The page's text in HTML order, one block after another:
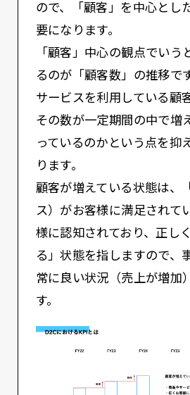
ので、「顧客」を中心とし
要になります。
「顧客」中心の観点でいう
るのが「顧客数」の推移で
サービスを利用している顧
その数が一定期間の中で増
っているのかという点を抑
ります。
顧客が増えている状態は、
ス）がお客様に満足されて
様に認知されており、正し
る」状態を指しますので、
常に良い状況（売上が増加
す。